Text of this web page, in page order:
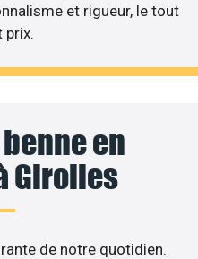
et rigueur, le tout
prix.
en
Girolles
de notre quotidien.